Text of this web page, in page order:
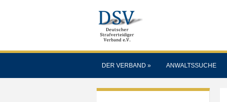
DER VERBAND » ANWALTSSUCHE